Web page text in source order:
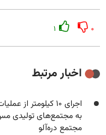
۰ ۱
اخبار مرتبط
اجرای ۱۰
مجتمع دره‌آلو